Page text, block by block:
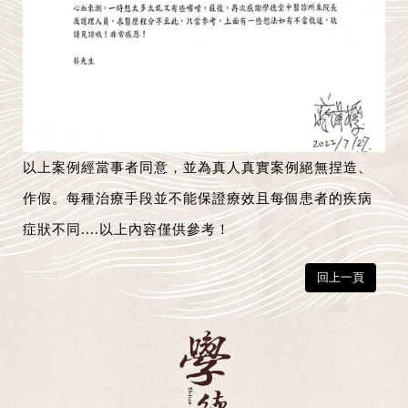
以上案例經當事者同意，並為真人真實案例絕無捏造、
作假。每種治療手段並不能保證療效且每個患者的疾病
症狀不同....以上內容僅供參考！
回上一頁